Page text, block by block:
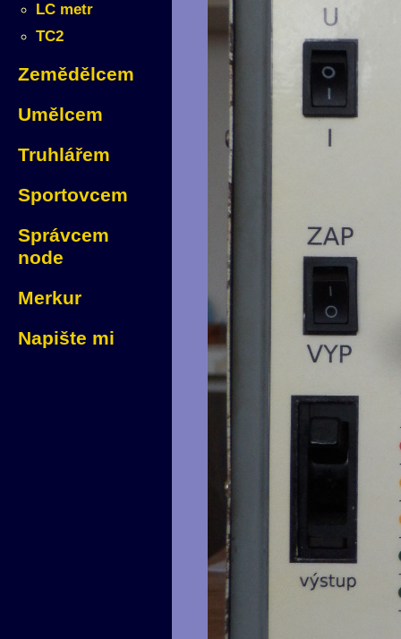
LC metr
TC2
Zemědělcem
Umělcem
Truhlářem
Sportovcem
Správcem
node
Merkur
Napište mi